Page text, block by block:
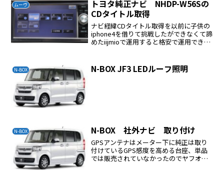
ビのウラ面で右スピーカー...
ムーヴ
トヨタ純正ナビ NHDP-W56Sの
CDタイトル取得
ナビ経緯CDタイトル取得を以前に子供の
iphone4を借りて挑戦したができなくて諦
めたiijmioで運用すると格安で運用できる
トル取得がスマートフォンで出来る...
N-BOX N-BOX JF3 LEDルーフ照明
N-BOX N-BOX 社外ナビ 取り付け
GPSアンテナはメーター下に純正は取り
付けているGPS感度を高める台座、単品
では販売されていなかったのでヤフオ